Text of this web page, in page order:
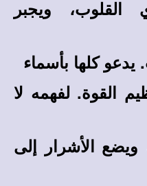
ويجبر
كلها بأسماء
القوة. لفهمه لا
ويضع الأشرار إلى